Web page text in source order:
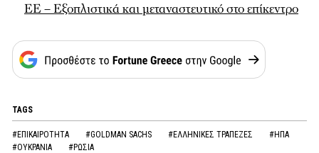
ΕΕ – Εξοπλιστικά και μεταναστευτικό στο επίκεντρο
TAGS
#ΕΠΙΚΑΙΡΟΤΗΤΑ #GOLDMAN SACHS #ΕΛΛΗΝΙΚΕΣ ΤΡΑΠΕΖΕΣ
#ΗΠΑ
#ΟΥΚΡΑΝΙΑ
#ΡΩΣΙΑ